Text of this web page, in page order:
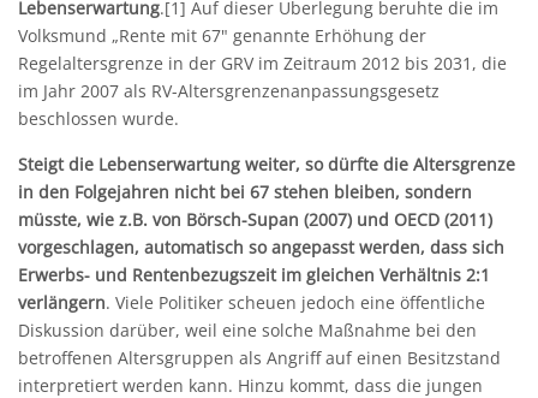
Lebenserwartung.[1] Auf dieser Überlegung beruhte die im
Volksmund „Rente mit 67" genannte Erhöhung der
Regelaltersgrenze in der GRV im Zeitraum 2012 bis 2031, die
im Jahr 2007 als RV-Altersgrenzenanpassungs­gesetz
beschlossen wurde.
Steigt die Lebenserwartung weiter, so dürfte die Altersgrenze
in den Folgejahren nicht bei 67 stehen bleiben, sondern
müsste, wie z.B. von Börsch-Supan (2007) und OECD (2011)
vorgeschlagen, automatisch so angepasst werden, dass sich
Erwerbs- und Rentenbezugszeit im gleichen Verhältnis 2:1
verlängern. Viele Politiker scheuen jedoch eine öffentliche
Diskussion darüber, weil eine solche Maßnahme bei den
betroffenen Altersgruppen als Angriff auf einen Besitzstand
interpretiert werden kann. Hinzu kommt, dass die jungen